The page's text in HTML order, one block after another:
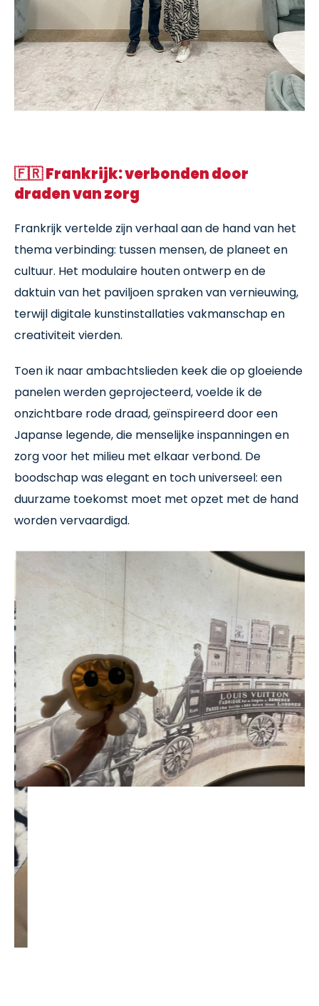
🇫🇷Frankrijk: verbonden door
draden van zorg
Frankrijk vertelde zijn verhaal aan de hand van het
thema verbinding: tussen mensen, de planeet en
cultuur. Het modulaire houten ontwerp en de
daktuin van het paviljoen spraken van vernieuwing,
terwijl digitale kunstinstallaties vakmanschap en
creativiteit vierden.
Toen ik naar ambachtslieden keek die op gloeiende
panelen werden geprojecteerd, voelde ik de
onzichtbare rode draad, geïnspireerd door een
Japanse legende, die menselijke inspanningen en
zorg voor het milieu met elkaar verbond. De
boodschap was elegant en toch universeel: een
duurzame toekomst moet met opzet met de hand
worden vervaardigd.